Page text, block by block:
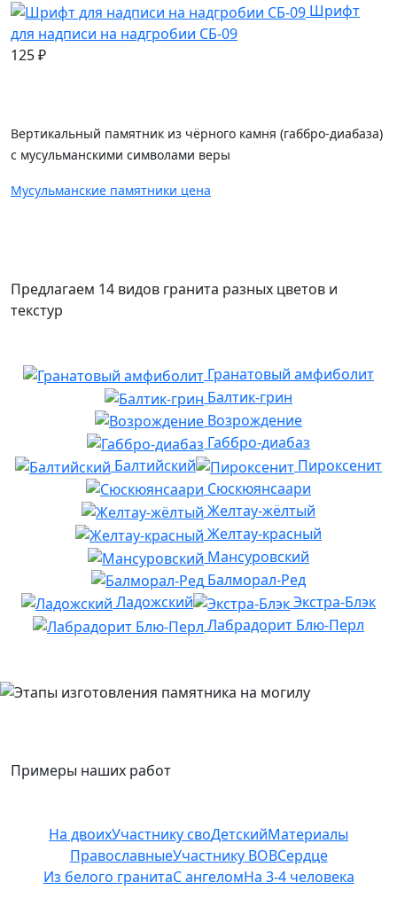
Шрифт
для надписи на надгробии СБ-09
125₽
Вертикальный памятник из чёрного камня (габбро-диабаза)
с мусульманскими символами веры
Мусульманские памятники цена
Предлагаем 14 видов гранита разных цветов и
текстур
Гранатовый амфиболит
Балтик-грин
Возрождение
Габбро-диабаз
Балтийский
Пироксенит
Сюскюянсаари
Желтау-жёлтый
Желтау-красный
Мансуровский
Балморал-Ред
Ладожский
Экстра-Блэк
Лабрадорит Блю-Перл
Примеры наших работ
На двоихУчастнику своДетскийМатериалы
ПравославныеУчастнику ВОВСердце
Из белого гранитаС ангеломНа 3-4 человека